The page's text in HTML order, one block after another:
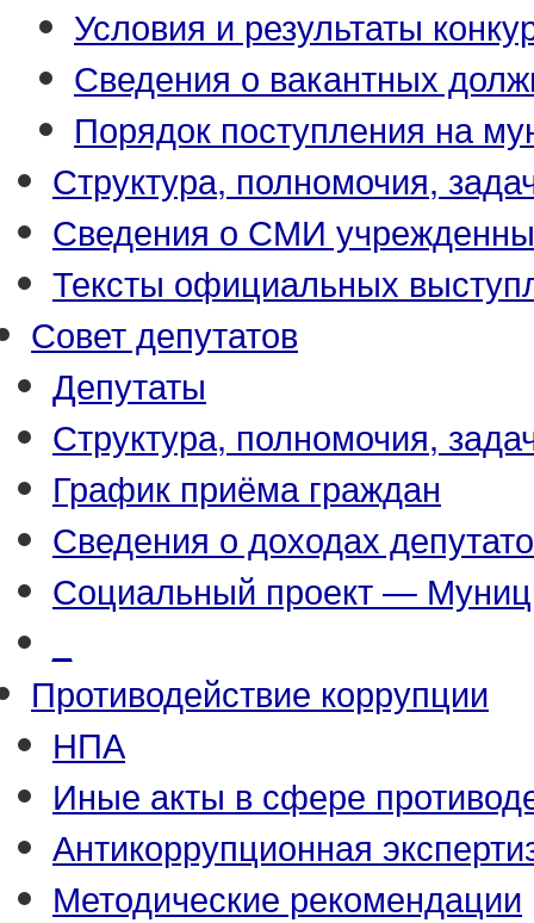
Условия и результаты
Сведения о вакантных
Порядок поступления на
Структура, полномочия,
Сведения о СМИ
Тексты официальных
Совет депутатов
Депутаты
Структура, полномочия,
График приёма граждан
Сведения о доходах
Социальный проект —
Противодействие коррупции
НПА
Иные акты в сфере
Антикоррупционная
Методические рекомендации